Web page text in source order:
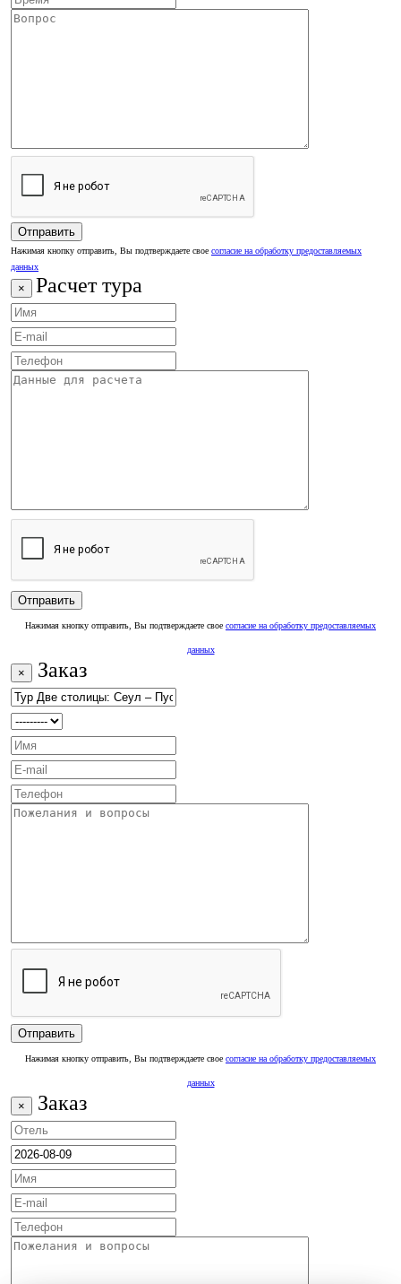
Нажимая кнопку отправить, Вы подтверждаете свое согласие на обработку предоставляемых
данных
× Расчет тура
Нажимая кнопку отправить, Вы подтверждаете свое согласие на обработку предоставляемых
данных
× Заказ
Нажимая кнопку отправить, Вы подтверждаете свое согласие на обработку предоставляемых
данных
× Заказ